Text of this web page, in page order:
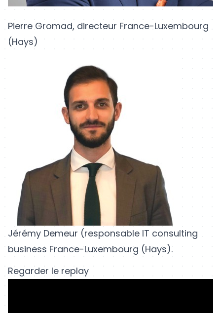
Pierre Gromad, directeur France-Luxembourg
(Hays)
Jérémy Demeur (responsable IT consulting
business France-Luxembourg (Hays).
Regarder le replay